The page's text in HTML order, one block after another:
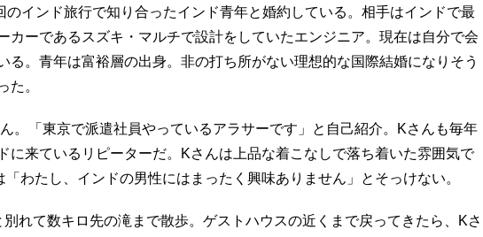
インド旅行で知り合ったインド青年と婚約している。相手はインドで最
カーであるスズキ・マルチで設計をしていたエンジニア。現在は自分で会
る。青年は富裕層の出身。非の打ち所がない理想的な国際結婚になりそう
た。
。「東京で派遣社員やっているアラサーです」と自己紹介。Kさんも毎年
に来ているリピーターだ。Kさんは上品な着こなしで落ち着いた雰囲気で
「わたし、インドの男性にはまったく興味ありません」とそっけない。
れて数キロ先の滝まで散歩。ゲストハウスの近くまで戻ってきたら、Kさ